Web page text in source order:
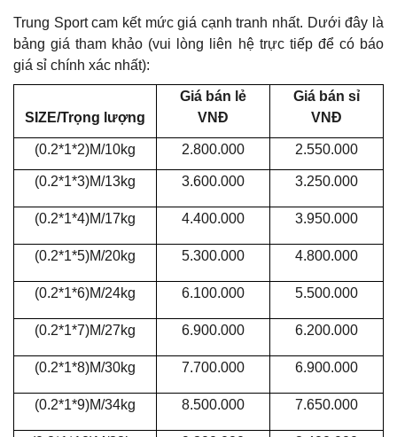
Trung Sport cam kết mức giá cạnh tranh nhất. Dưới đây là
bảng giá tham khảo (vui lòng liên hệ trực tiếp để có báo
giá sỉ chính xác nhất):
SIZE/Trọng lượng
Giá bán lẻ
VNĐ
Giá bán sỉ
VNĐ
(0.2*1*2)M/10kg 2.800.000 2.550.000
(0.2*1*3)M/13kg 3.600.000 3.250.000
(0.2*1*4)M/17kg 4.400.000 3.950.000
(0.2*1*5)M/20kg 5.300.000 4.800.000
(0.2*1*6)M/24kg 6.100.000 5.500.000
(0.2*1*7)M/27kg 6.900.000 6.200.000
(0.2*1*8)M/30kg 7.700.000 6.900.000
(0.2*1*9)M/34kg 8.500.000 7.650.000